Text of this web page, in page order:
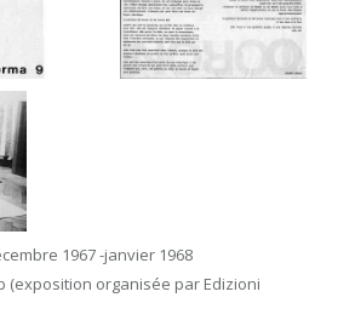
1967 -janvier 1968
(exposition organisée par Edizioni